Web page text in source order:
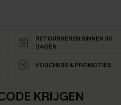
RETOURNEREN BINNEN 30
DAGEN
VOUCHERS & PROMOTIES
KRIJGEN